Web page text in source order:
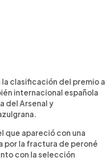
clasificación del premio a
internacional española
del Arsenal y
que apareció con una
por la fractura de peroné
con la selección